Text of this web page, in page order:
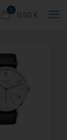
0
0,00 €